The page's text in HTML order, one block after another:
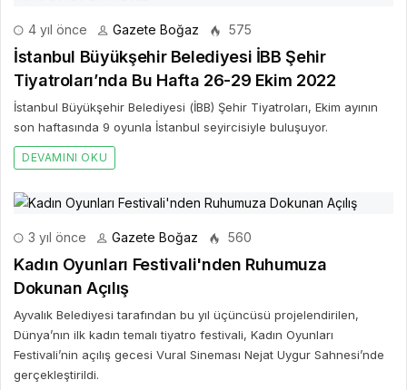
4 yıl önce Gazete Boğaz 575
İstanbul Büyükşehir Belediyesi İBB Şehir
Tiyatroları’nda Bu Hafta 26-29 Ekim 2022
İstanbul Büyükşehir Belediyesi (İBB) Şehir Tiyatroları, Ekim ayının
son haftasında 9 oyunla İstanbul seyircisiyle buluşuyor.
DEVAMINI OKU
3 yıl önce Gazete Boğaz 560
Kadın Oyunları Festivali'nden Ruhumuza
Dokunan Açılış
Ayvalık Belediyesi tarafından bu yıl üçüncüsü projelendirilen,
Dünya’nın ilk kadın temalı tiyatro festivali, Kadın Oyunları
Festivali’nin açılış gecesi Vural Sineması Nejat Uygur Sahnesi’nde
gerçekleştirildi.